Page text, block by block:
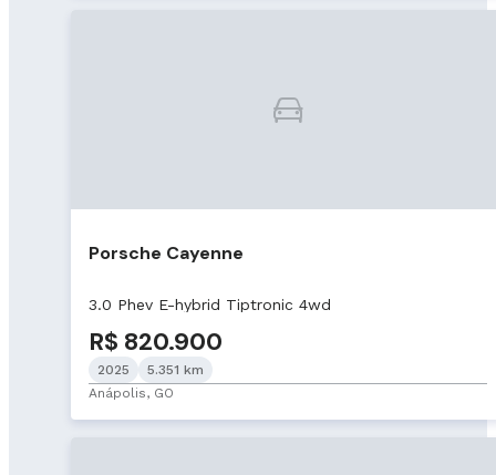
Porsche Cayenne
3.0 Phev E-hybrid Tiptronic 4wd
R$ 820.900
2025
5.351 km
Anápolis, GO